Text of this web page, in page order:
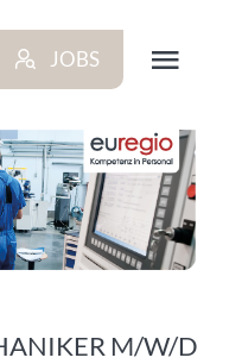
JOBS
M/W/D